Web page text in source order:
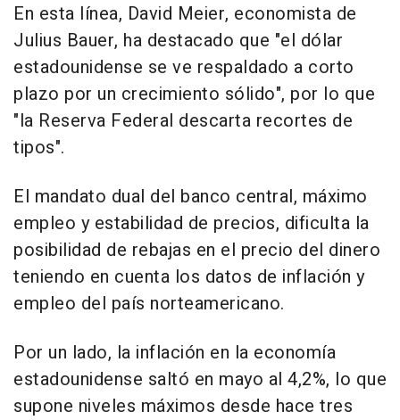
En esta línea, David Meier, economista de
Julius Bauer, ha destacado que "el dólar
estadounidense se ve respaldado a corto
plazo por un crecimiento sólido", por lo que
"la Reserva Federal descarta recortes de
tipos".
El mandato dual del banco central, máximo
empleo y estabilidad de precios, dificulta la
posibilidad de rebajas en el precio del dinero
teniendo en cuenta los datos de inflación y
empleo del país norteamericano.
Por un lado, la inflación en la economía
estadounidense saltó en mayo al 4,2%, lo que
supone niveles máximos desde hace tres